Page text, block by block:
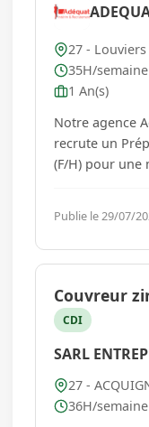
27 - Louviers
35H/
1 An(s)
Notre agence
recrute un
(F/H) pour une
logistique en
Vos futures missions : -
commande -
Publie le 29/07/
Couvreur
CDI
SARL
27 -
36H/